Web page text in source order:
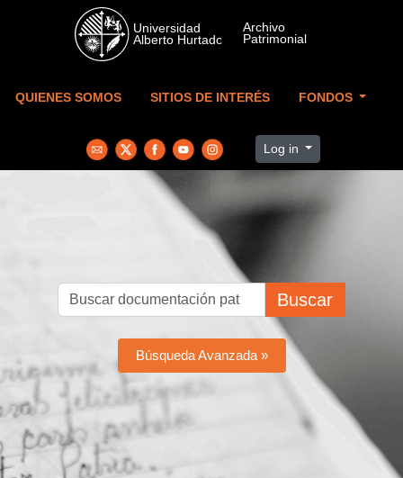
Skip to main content
QUIENES SOMOS SITIOS DE INTERÉS FONDOS
Log in
Buscar
Búsqueda Avanzada »